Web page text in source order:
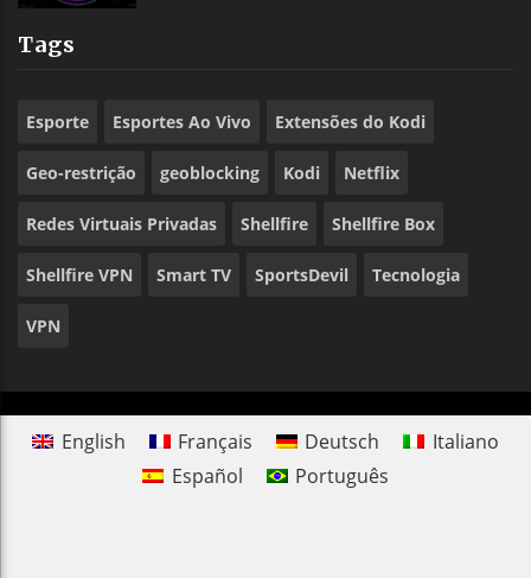
Tags
Esporte Esportes Ao Vivo Extensões do Kodi
Geo-restrição geoblocking Kodi Netflix
Redes Virtuais Privadas Shellfire Shellfire Box
Shellfire VPN Smart TV SportsDevil Tecnologia
VPN
English Français Deutsch
Italiano
Español
Português